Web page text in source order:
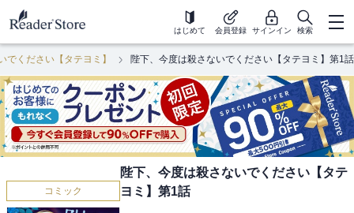
はじめて 会員登録 サインイン 検索
でください【タテヨミ】 陛下、今度は殺さないでください【タテヨミ】第1話
コミック
陛下、今度は殺さないでください【タテ
ヨミ】第1話